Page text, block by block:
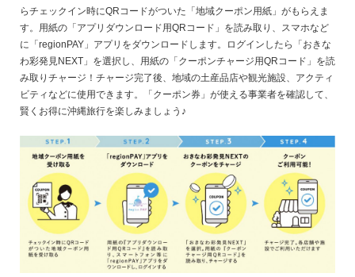
らチェックイン時にQRコードがついた「地域クーポン用紙」がもらえま
す。用紙の「アプリダウンロード用QRコード」を読み取り、スマホなど
に「regionPAY」アプリをダウンロードします。ログインしたら「おきな
わ彩発見NEXT」を選択し、用紙の「クーポンチャージ用QRコード」を読
み取りチャージ！チャージ完了後、地域の土産品店や観光施設、アクティ
ビティなどに使用できます。「クーポン券」が使える事業者を確認して、
賢くお得に沖縄旅行を楽しみましょう♪